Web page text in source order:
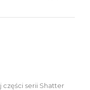
serii Shatter